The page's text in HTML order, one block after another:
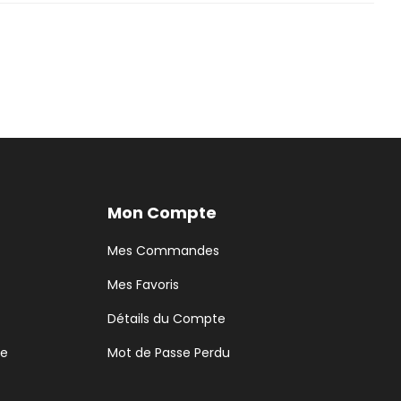
Mon Compte
Mes Commandes
Mes Favoris
Détails du Compte
Mot de Passe Perdu